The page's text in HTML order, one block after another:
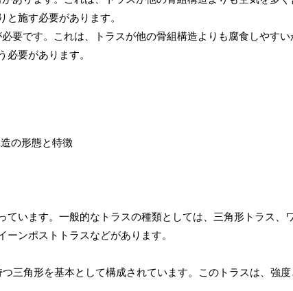
施す必要があります。
要です。これは、トラスが他の骨組構造よりも腐食しやすい
要があります。
います。一般的なトラスの種類としては、三角形トラス、
ンポストトラスなどがあります。
三角形を基本として構成されています。このトラスは、強度